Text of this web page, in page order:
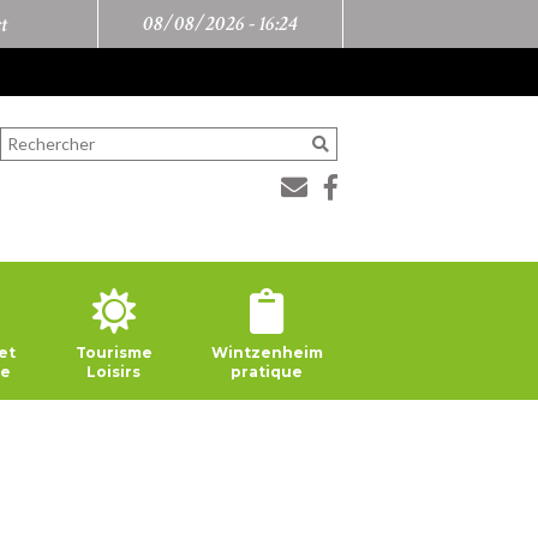
08/08/2026 -16:24
Tourisme
Loisirs
Wintzenheim
pratique